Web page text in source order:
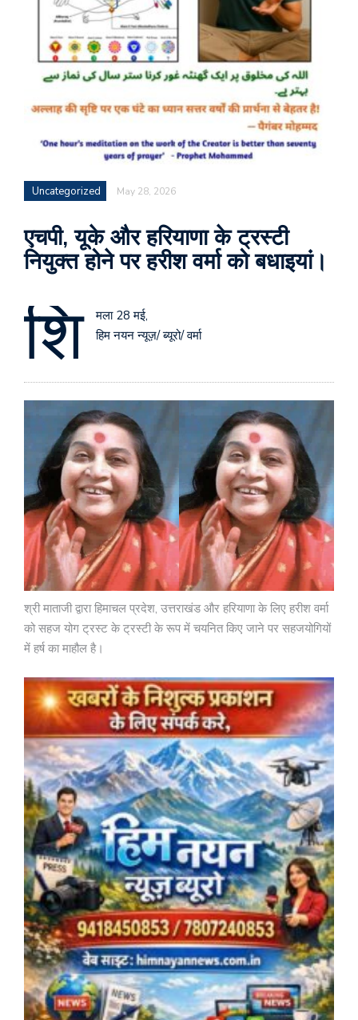
Uncategorized May 28, 2026
एचपी, यूके और हरियाणा के ट्रस्टी
नियुक्त होने पर हरीश वर्मा को बधाइयां।
शि
मला 28 मई,
हिम नयन न्यूज़/ ब्यूरो/ वर्मा
श्री माताजी द्वारा हिमाचल प्रदेश, उत्तराखंड और हरियाणा के लिए हरीश वर्मा
को सहज योग ट्रस्ट के ट्रस्टी के रूप में चयनित किए जाने पर सहजयोगियों
में हर्ष का माहौल है।